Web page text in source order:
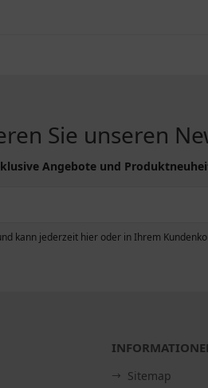
Sie unseren
Angebote und
kann jederzeit hier oder in Ihrem
Sitemap